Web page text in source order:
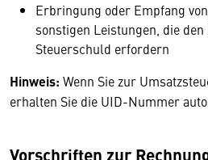
Erbringung oder Empfang
sonstigen Leistungen, die
Steuerschuld erfordern
Hinweis: Wenn Sie zur
erhalten Sie die UID-Nummer
Vorschriften zur